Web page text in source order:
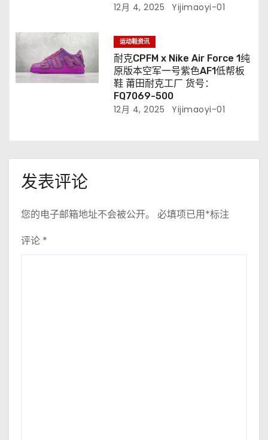
12月 4, 2025 Yijimaoyi-01
运动鞋资讯
耐克CPFM x Nike Air Force 1纯
原版本空军一号紫色AF1低帮板
鞋 莆田耐克工厂 货号：
FQ7069-500
12月 4, 2025 Yijimaoyi-01
发表评论
您的电子邮箱地址不会被公开。 必填项已用*标注
评论 *